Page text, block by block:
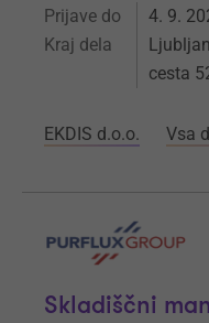
Prijave do 4. 9.
Kraj dela
cesta
EKDIS d.o.o. Vsa
Skladiščni